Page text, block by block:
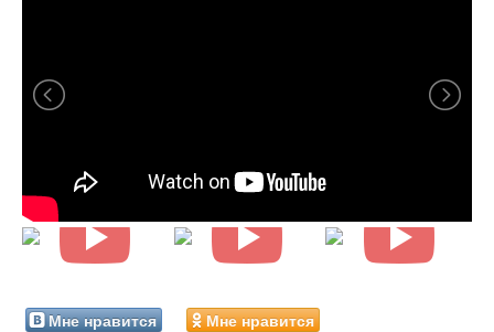
Мне нравится Мне нравится